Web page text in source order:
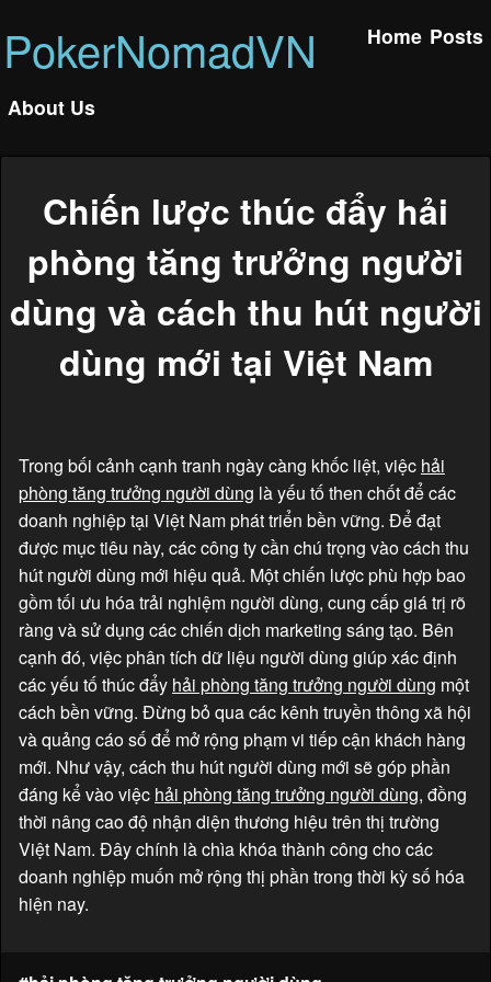
PokerNomadVN Home Posts
About Us
Chiến lược thúc đẩy hải
phòng tăng trưởng người
dùng và cách thu hút người
dùng mới tại Việt Nam
Trong bối cảnh cạnh tranh ngày càng khốc liệt, việc hải
phòng tăng trưởng người dùng là yếu tố then chốt để các
doanh nghiệp tại Việt Nam phát triển bền vững. Để đạt
được mục tiêu này, các công ty cần chú trọng vào cách thu
hút người dùng mới hiệu quả. Một chiến lược phù hợp bao
gồm tối ưu hóa trải nghiệm người dùng, cung cấp giá trị rõ
ràng và sử dụng các chiến dịch marketing sáng tạo. Bên
cạnh đó, việc phân tích dữ liệu người dùng giúp xác định
các yếu tố thúc đẩy hải phòng tăng trưởng người dùng một
cách bền vững. Đừng bỏ qua các kênh truyền thông xã hội
và quảng cáo số để mở rộng phạm vi tiếp cận khách hàng
mới. Như vậy, cách thu hút người dùng mới sẽ góp phần
đáng kể vào việc hải phòng tăng trưởng người dùng, đồng
thời nâng cao độ nhận diện thương hiệu trên thị trường
Việt Nam. Đây chính là chìa khóa thành công cho các
doanh nghiệp muốn mở rộng thị phần trong thời kỳ số hóa
hiện nay.